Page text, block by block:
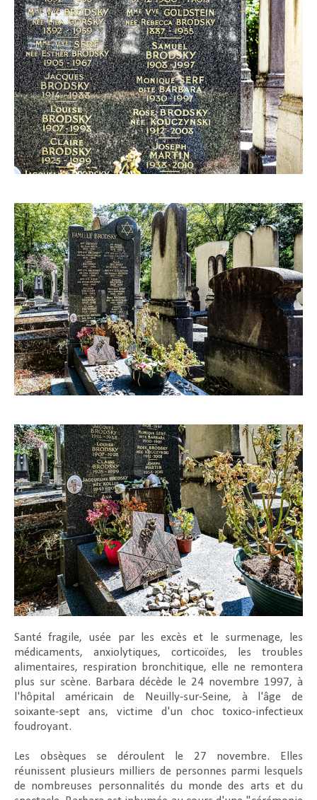
Santé fragile, usée par les excès et le surmenage, les
médicaments, anxiolytiques, corticoïdes, les troubles
alimentaires, respiration bronchitique, elle ne remontera
plus sur scène. Barbara décède le 24 novembre 1997, à
l'hôpital américain de Neuilly-sur-Seine, à l'âge de
soixante-sept ans, victime d'un choc toxico-infectieux
foudroyant.
Les obsèques se déroulent le 27 novembre. Elles
réunissent plusieurs milliers de personnes parmi lesquels
de nombreuses personnalités du monde des arts et du